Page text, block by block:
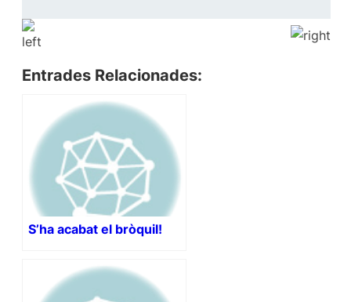
Entrades Relacionades:
S’ha acabat el bròquil!